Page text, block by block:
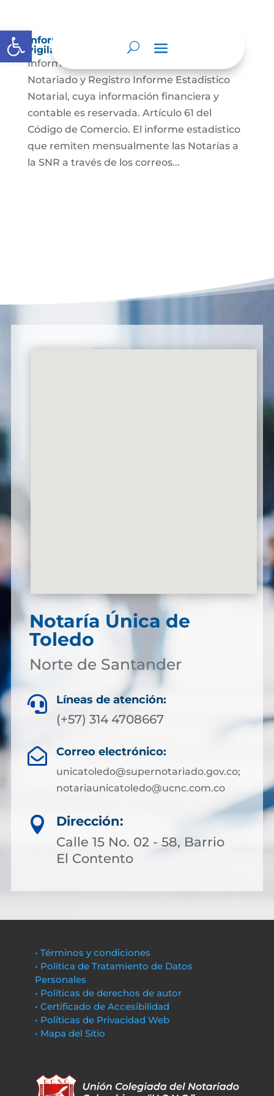
Abrir barra de herramientas
Informes a organismos de inspección,
vigilancia y control
Informes a la Superintendencia de
Notariado y Registro Informe Estadistico
Notarial, cuya información financiera y
contable es reservada. Artículo 61 del
Código de Comercio. El informe estadistico
que remiten mensualmente las Notarías a
la SNR a través de los correos...
Notaría Única de
Toledo
Norte de Santander
 Líneas de atención:
(+57) 314 4708667
 Correo electrónico:
unicatoledo@supernotariado.gov.co;
notariaunicatoledo@ucnc.com.co

Dirección:
Calle 15 No. 02 - 58, Barrio
El Contento
• Términos y condiciones
• Política de Tratamiento de Datos
Personales
• Políticas de derechos de autor
• Certificado de Accesibilidad
• Políticas de Privacidad Web
• Mapa del Sitio